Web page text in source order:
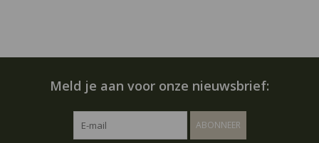
Meld je aan voor onze nieuwsbrief:
ABONNEER